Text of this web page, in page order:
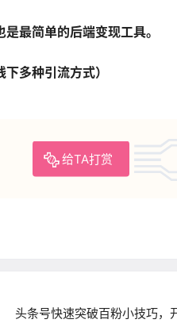
最简单的后端变现工具。
多种引流方式）
给TA打赏
头条号快速突破百粉小技巧，